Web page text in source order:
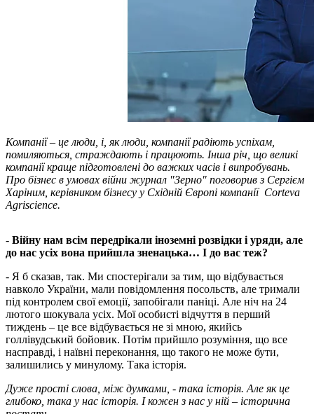
Компанії – це люди, і, як люди, компанії радіють успіхам,
помиляються, страждають і працюють. Інша річ, що великі
компанії краще підготовлені до важких часів і випробувань.
Про бізнес в умовах війни журнал "Зерно" поговорив з Сергієм
Харіним, керівником бізнесу у Східній Європі компанії Corteva
Agriscience.
- Війну нам всім передрікали іноземні розвідки і уряди, але
до нас усіх вона прийшла зненацька… І до вас теж?
- Я б сказав, так. Ми спостерігали за тим, що відбувається
навколо України, мали повідомлення посольств, але тримали
під контролем свої емоції, запобігали паніці. Але ніч на 24
лютого шокувала усіх. Мої особисті відчуття в перший
тиждень – це все відбувається не зі мною, якийсь
голлівудський бойовик. Потім прийшло розуміння, що все
насправді, і наївні переконання, що такого не може бути,
залишились у минулому. Така історія.
Дуже прості слова, між думками, - така історія. Але як це
глибоко, така у нас історія. І кожен з нас у ній – історична